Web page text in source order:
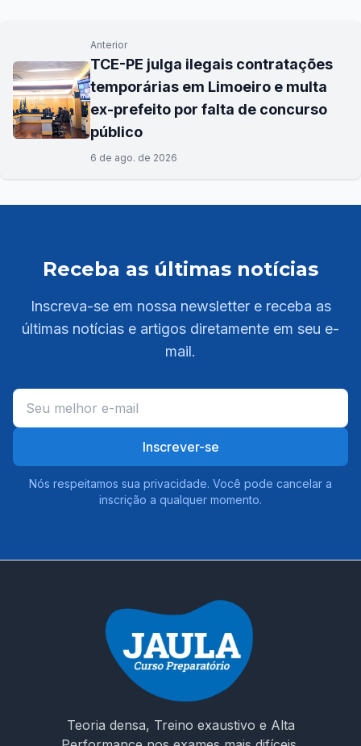
Anterior
TCE-PE julga ilegais contratações
temporárias em Limoeiro e multa
ex-prefeito por falta de concurso
público
6 de ago. de 2026
Receba as últimas notícias
Inscreva-se em nossa newsletter e receba as
últimas notícias e artigos diretamente em seu e-
mail.
Inscrever-se
Nós respeitamos sua privacidade. Você pode cancelar a
inscrição a qualquer momento.
Teoria densa, Treino exaustivo e Alta